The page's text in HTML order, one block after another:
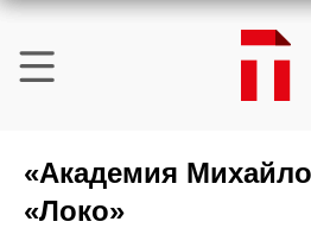
«Академия
«Локо»